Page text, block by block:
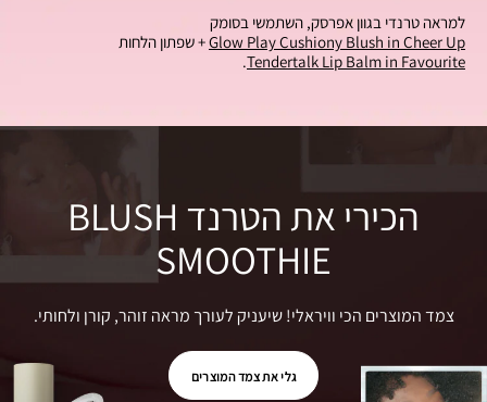
למראה טרנדי בגוון אפרסק, השתמשי בסומק
Glow Play Cushiony Blush in Cheer Up+ שפתון הלחות
Tendertalk Lip Balm in Favourite
.
הכירי את הטרנד BLUSH
SMOOTHIE
צמד המוצרים הכי וויראלי! שיעניק לעורך מראה זוהר, קורן ולחותי.
גלי את צמד המוצרים